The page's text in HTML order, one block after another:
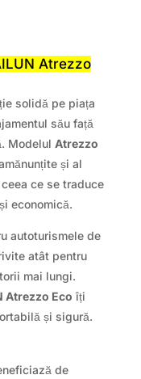
Atrezzo
solidă pe piața
său față
Modelul Atrezzo
și al
ce se traduce
economică.
autoturismele de
atât pentru
mai lungi.
Atrezzo Eco îți
și sigură.
de